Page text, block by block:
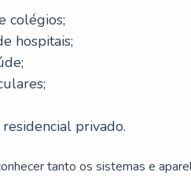
colégios;
hospitais;
privado.
tanto os sistemas e